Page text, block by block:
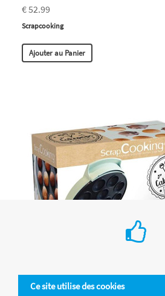
€ 52.99
Scrapcooking
Ajouter au Panier
Ce site utilise des cookies